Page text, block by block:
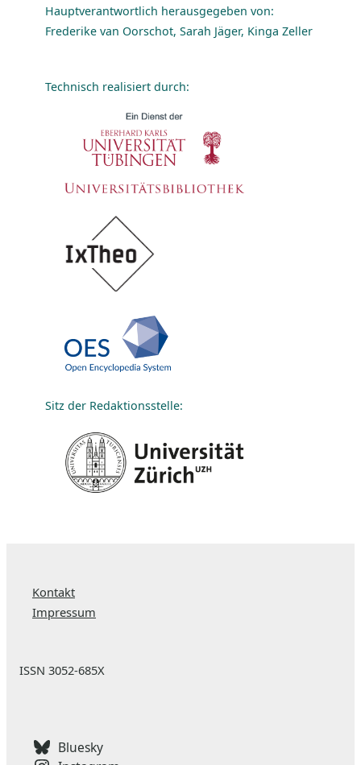
Hauptverantwortlich herausgegeben von:
Frederike van Oorschot, Sarah Jäger, Kinga Zeller
Technisch realisiert durch:
Sitz der Redaktionsstelle:
Kontakt
Impressum
ISSN 3052-685X
Bluesky